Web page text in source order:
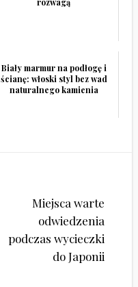
rozwagą
Biały marmur na podłogę i
ścianę: włoski styl bez wad
naturalnego kamienia
Miejsca warte
odwiedzenia
podczas wycieczki
do Japonii